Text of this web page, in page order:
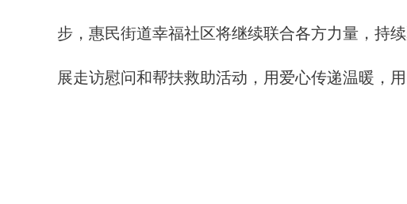
步，惠民街道幸福社区将继续联合各方力量，持
展走访慰问和帮扶救助活动，用爱心传递温暖，